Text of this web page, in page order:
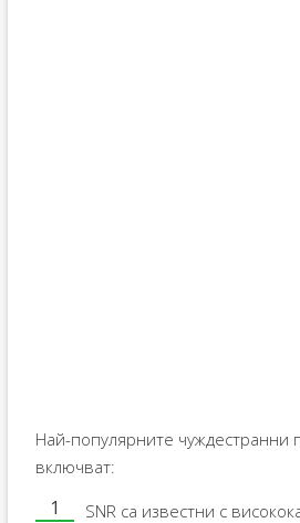
Най-популярните чуждестранни
включват:
SNR са известни с